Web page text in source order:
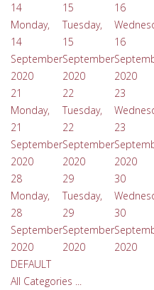
14
Monday,
14
September
2020
15
Tuesday,
15
September
2020
16
16
2020
21
Monday,
21
September
2020
22
Tuesday,
22
September
2020
23
23
2020
28
Monday,
28
September
2020
29
Tuesday,
29
September
2020
30
30
2020
DEFAULT
All Categories ...